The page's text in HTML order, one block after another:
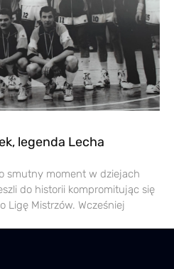
legenda Lecha
smutny moment w dziejach
do historii kompromitując się
Ligę Mistrzów. Wcześniej